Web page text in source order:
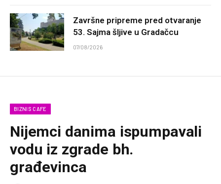
Završne pripreme pred otvaranje
53. Sajma šljive u Gradačcu
07/08/2026
BIZNIS CAFE
Nijemci danima ispumpavali
vodu iz zgrade bh.
građevinca